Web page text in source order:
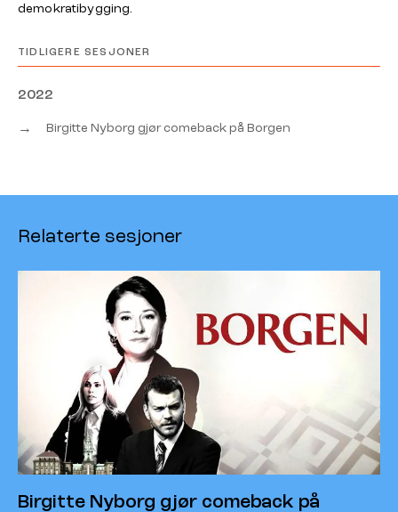
demokratibygging.
TIDLIGERE SESJONER
2022
→ Birgitte Nyborg gjør comeback på Borgen
Relaterte sesjoner
Birgitte Nyborg gjør comeback på